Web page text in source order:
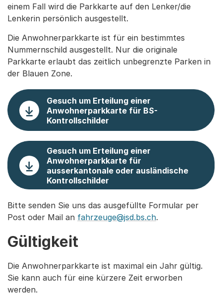
einem Fall wird die Parkkarte auf den Lenker/die
Lenkerin persönlich ausgestellt.
Die Anwohnerparkkarte ist für ein bestimmtes
Nummernschild ausgestellt. Nur die originale
Parkkarte erlaubt das zeitlich unbegrenzte Parken in
der Blauen Zone.
Gesuch um Erteilung einer
Anwohnerparkkarte für BS-
Kontrollschilder
Gesuch um Erteilung einer
Anwohnerparkkarte für
ausserkantonale oder ausländische
Kontrollschilder
Bitte senden Sie uns das ausgefüllte Formular per
Post oder Mail an fahrzeuge@jsd.bs.ch.
Gültigkeit
Die Anwohnerparkkarte ist maximal ein Jahr gültig.
Sie kann auch für eine kürzere Zeit erworben
werden.